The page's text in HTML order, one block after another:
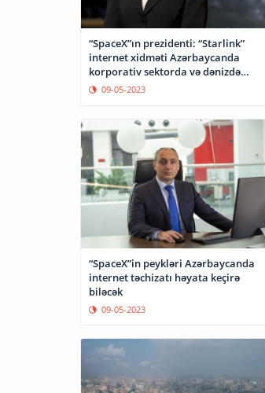
“SpaceX”ın prezidenti: “Starlink”
internet xidməti Azərbaycanda
korporativ sektorda və dənizdə
dəstəklənəcək”
09-05-2023
“SpaceX”in peykləri Azərbaycanda
internet təchizatı həyata keçirə
biləcək
09-05-2023